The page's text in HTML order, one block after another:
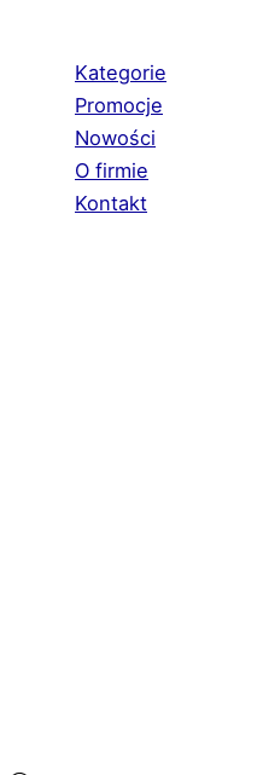
Kategorie
Promocje
Nowości
O firmie
Kontakt